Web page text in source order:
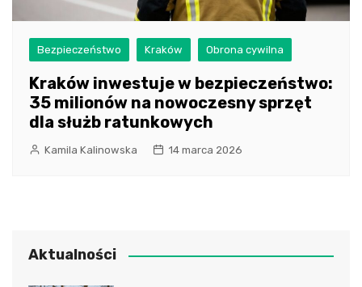
Bezpieczeństwo Kraków Obrona cywilna
Kraków inwestuje w bezpieczeństwo:
35 milionów na nowoczesny sprzęt
dla służb ratunkowych
Kamila Kalinowska 14 marca 2026
Aktualności